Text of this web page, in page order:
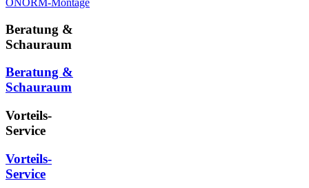
Beratung &
Schauraum
Beratung &
Schauraum
Vorteils-
Service
Vorteils-
Service